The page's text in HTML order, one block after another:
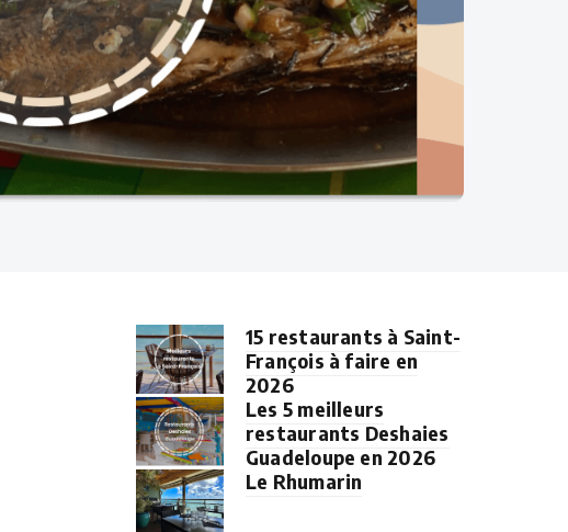
15 restaurants à Saint-
François à faire en
2026
Les 5 meilleurs
restaurants Deshaies
Guadeloupe en 2026
Le Rhumarin